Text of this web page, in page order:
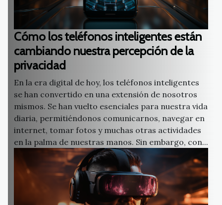
Cómo los teléfonos inteligentes están
cambiando nuestra percepción de la
privacidad
En la era digital de hoy, los teléfonos inteligentes
se han convertido en una extensión de nosotros
mismos. Se han vuelto esenciales para nuestra vida
diaria, permitiéndonos comunicarnos, navegar en
internet, tomar fotos y muchas otras actividades
en la palma de nuestras manos. Sin embargo, con...